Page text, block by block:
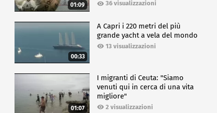
01:09 36 visualizzazioni
00:33
A Capri i 220 metri del più
grande yacht a vela del mondo
13 visualizzazioni
01:07
I migranti di Ceuta: "Siamo
venuti qui in cerca di una vita
migliore"
2 visualizzazioni